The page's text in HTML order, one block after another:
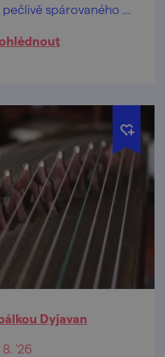
spárovaného s
Dyjavan
8. '26